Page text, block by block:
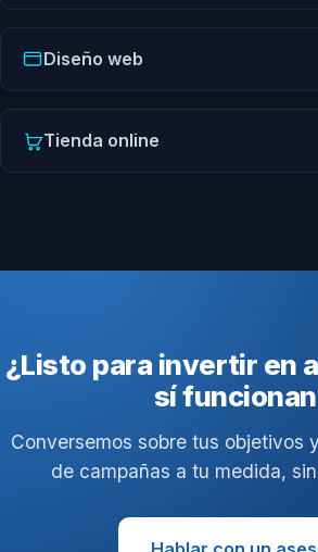
Diseño web
Tienda online
¿Listo para invertir en
sí
Conversemos sobre tus objetivos
de campañas a tu medida,